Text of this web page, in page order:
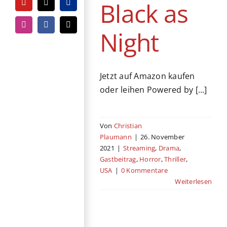
YouTubeTiktokPayPal
InstagramFacebook
E-
Mail
Black as
Night
Jetzt auf Amazon kaufen
oder leihen Powered by [...]
Von Christian
Plaumann | 26. November
2021 | Streaming, Drama,
Gastbeitrag, Horror,Thriller,
USA | 0 Kommentare
Weiterlesen